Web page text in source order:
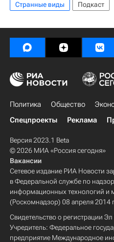
Странные виды Подкаст
Политика Общество
Спецпроекты
Реклама
Версия 2023.1 Beta
© 2026 МИА «Россия сегодня»
Вакансии
Сетевое издание РИА Новости
в Федеральной службе по
информационных технологий и
(Роскомнадзор) 08 апреля 2014
Свидетельство о регистрации
Учредитель: Федеральное
предприятие Международное